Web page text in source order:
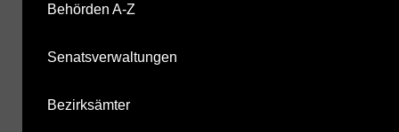
Behörden A-Z
Senatsverwaltungen
Bezirksämter